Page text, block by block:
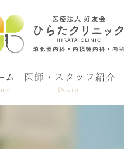
ム 医師・スタッフ紹介
Doctor